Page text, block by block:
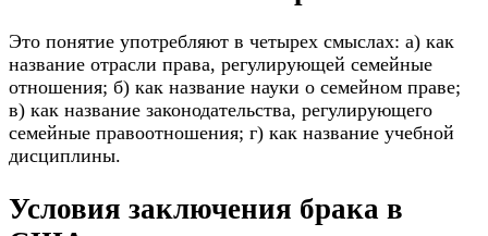
Это понятие употребляют в четырех смыслах: а) как
название отрасли права, регулирующей семейные
отношения; б) как название науки о семейном праве;
в) как название законодательства, регулирующего
семейные правоотношения; г) как название учебной
дисциплины.
Условия заключения брака в